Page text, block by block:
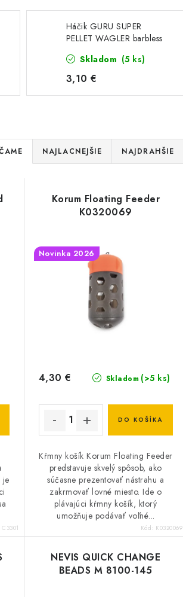
Háčik GURU SUPER
PELLET WAGLER barbless
Skladom (5 ks)
3,10 €
NAJLACNEJŠIE NAJDRAHŠIE
je
C3301
Korum Floating Feeder
K0320069
Novinka 2026
Skladom (>5 ks)
4,30 €
DO KOŠÍKA
Kŕmny košík Korum Floating Feeder
predstavuje skvelý spôsob, ako
súčasne prezentovať nástrahu a
zakrmovať lovné miesto. Ide o
plávajúci kŕmny košík, ktorý
umožňuje podávať voľné...
Kód: K0320069
NEVIS QUICK CHANGE
BEADS M 8100-145